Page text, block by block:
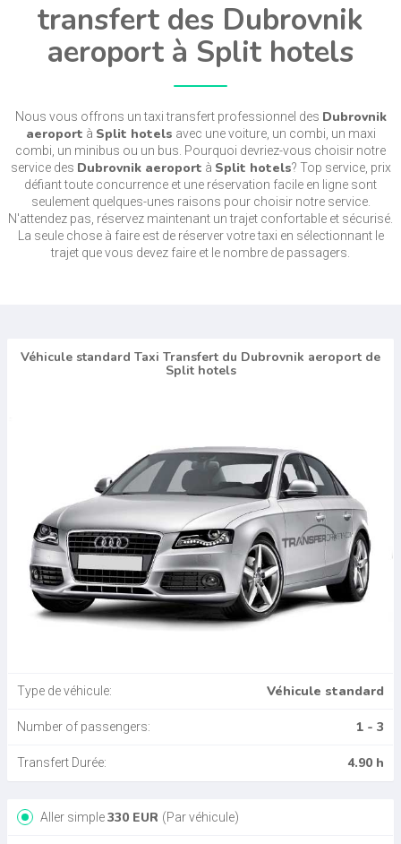
transfert des Dubrovnik
aeroport à Split hotels
Nous vous offrons un taxi transfert professionnel des Dubrovnik
aeroport à Split hotels avec une voiture, un combi, un maxi
combi, un minibus ou un bus. Pourquoi devriez-vous choisir notre
service des Dubrovnik aeroport à Split hotels? Top service, prix
défiant toute concurrence et une réservation facile en ligne sont
seulement quelques-unes raisons pour choisir notre service.
N'attendez pas, réservez maintenant un trajet confortable et sécurisé.
La seule chose à faire est de réserver votre taxi en sélectionnant le
trajet que vous devez faire et le nombre de passagers.
Véhicule standard Taxi Transfert du Dubrovnik aeroport de
Split hotels
Type de véhicule: Véhicule standard
Number of passengers: 1 - 3
Transfert Durée: 4.90 h
Aller simple330 EUR (Par véhicule)